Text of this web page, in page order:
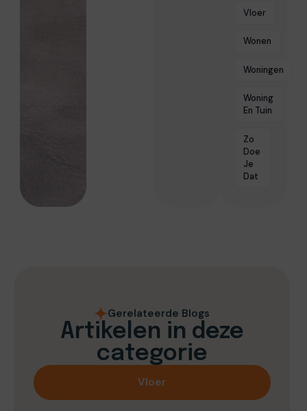
Vloer
Wonen
Woningen
Woning
En Tuin
Zo
Doe
Je
Dat
Gerelateerde Blogs
Artikelen in deze
categorie
Vloer